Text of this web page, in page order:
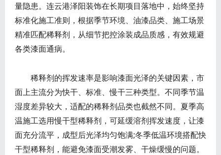
量隐患。连云港泽阳装饰在长期项目落地中，始终坚持
标准化施工准则，根据季节环境、油漆品类、施工场景
精准匹配稀释剂，从细节把控涂装成品质感，有效规避
各类漆面通病。
稀释剂的挥发速率是影响漆面光泽的关键因素，市
面上主流分为快干、标准、慢干三种类型。不同季节温
湿度差异较大，适配的稀释剂品类也截然不同。夏季高
温施工选用慢干型稀释剂，可延缓溶剂挥发速度，让漆
面充分流平，成型后光泽均匀饱满;冬季低温环境搭配快
干型稀释剂，能避免漆面受潮发雾、干燥缓慢的问题。